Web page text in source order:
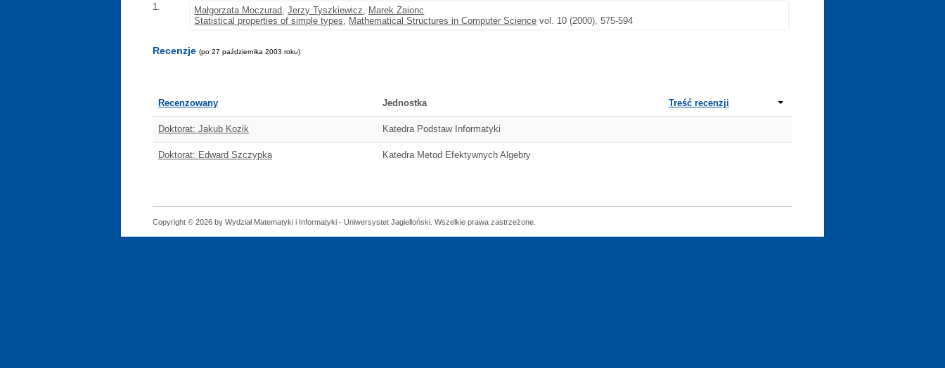
1. Małgorzata Moczurad ,Jerzy Tyszkiewicz
Marek Zaionc
Statistical properties of simple types
Mathematical Structures in Computer Science vol. 10 (2000), 575-594
Recenzje (po 27 października 2003 roku)
Recenzowany Jednostka Treść recenzji
Doktorat: Jakub Kozik Katedra Podstaw Informatyki
Doktorat: Edward Szczypka Katedra Metod Efektywnych Algebry
Copyright © 2026 by Wydział Matematyki i Informatyki - Uniwersystet Jagielloński. Wszelkie prawa zastrzeżone.